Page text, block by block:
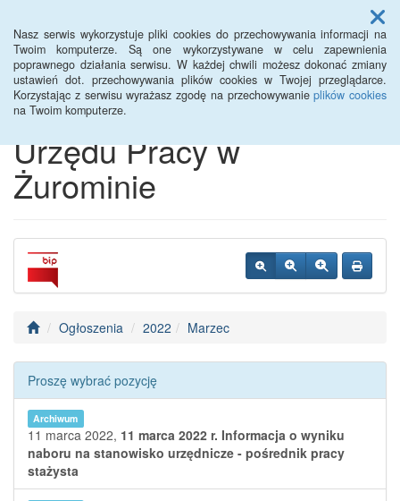
Nasz serwis wykorzystuje pliki cookies do przechowywania informacji na
Twoim komputerze. Są one wykorzystywane w celu zapewnienia
poprawnego działania serwisu. W każdej chwili możesz dokonać zmiany
ustawień dot. przechowywania plików cookies w Twojej przeglądarce.
Korzystając z serwisu wyrażasz zgodę na przechowywanieplików cookies
na Twoim komputerze.
Menu
Biuletyn Informacji
Publicznej Powiatowego
Urzędu Pracy w
Żurominie
Ogłoszenia 2022 Marzec
Proszę wybrać pozycję
Archiwum
11 marca 2022, 11 marca 2022 r. Informacja o wyniku
naboru na stanowisko urzędnicze - pośrednik pracy
stażysta